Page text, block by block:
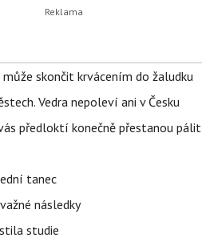
skončit krvácením do žaludku
Vedra nepoleví ani v Česku
předloktí konečně přestanou pálit
tanec
následky
studie